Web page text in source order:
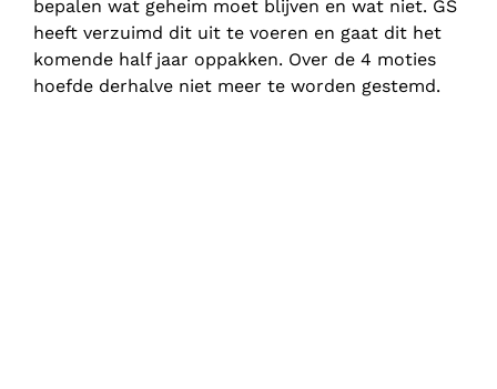
bepalen wat geheim moet blijven en wat niet. GS
heeft verzuimd dit uit te voeren en gaat dit het
komende half jaar oppakken. Over de 4 moties
hoefde derhalve niet meer te worden gestemd.